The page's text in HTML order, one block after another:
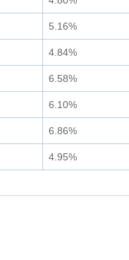
5.16%
4.84%
6.58%
6.10%
6.86%
4.95%